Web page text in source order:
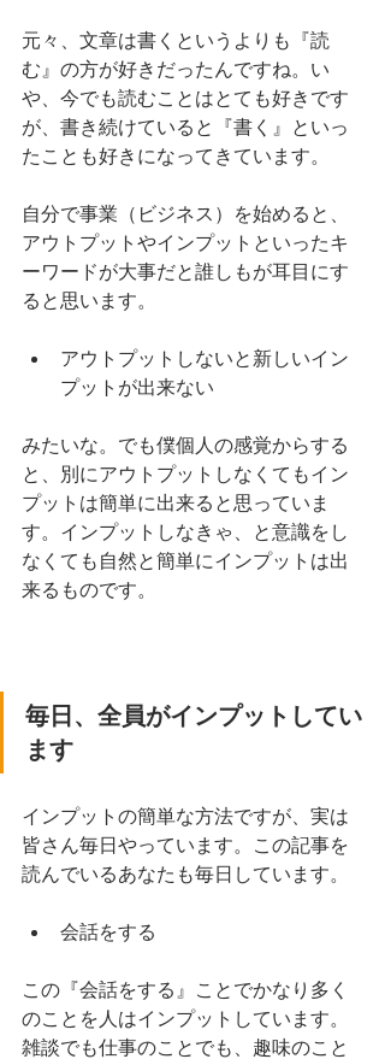
元々、文章は書くというよりも『読
む』の方が好きだったんですね。い
や、今でも読むことはとても好きです
が、書き続けていると『書く』といっ
たことも好きになってきています。
自分で事業（ビジネス）を始めると、
アウトプットやインプットといったキ
ーワードが大事だと誰しもが耳目にす
ると思います。
アウトプットしないと新しいイン
プットが出来ない
みたいな。でも僕個人の感覚からする
と、別にアウトプットしなくてもイン
プットは簡単に出来ると思っていま
す。インプットしなきゃ、と意識をし
なくても自然と簡単にインプットは出
来るものです。
毎日、全員がインプットしてい
ます
インプットの簡単な方法ですが、実は
皆さん毎日やっています。この記事を
読んでいるあなたも毎日しています。
会話をする
この『会話をする』ことでかなり多く
のことを人はインプットしています。
雑談でも仕事のことでも、趣味のこと